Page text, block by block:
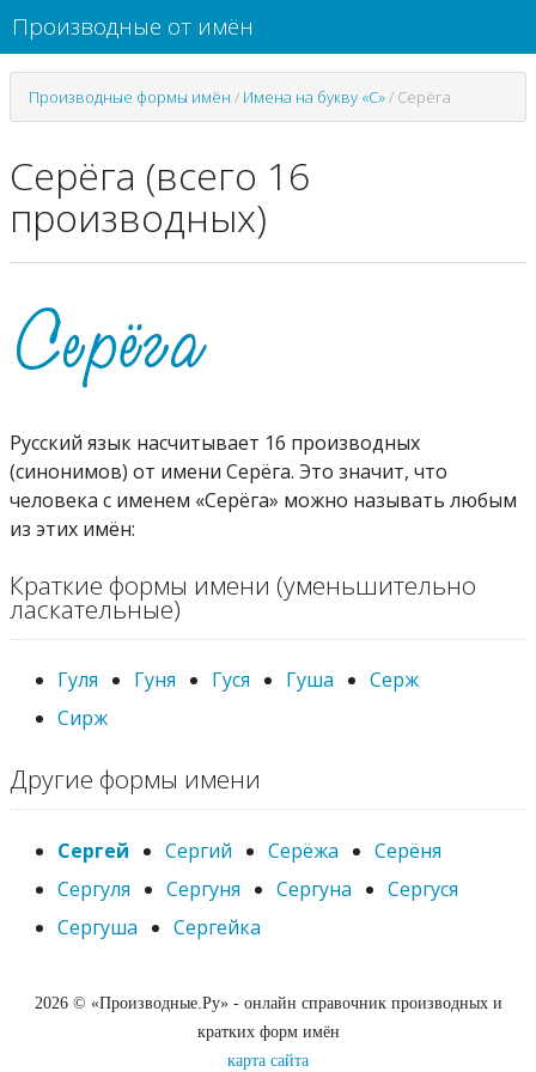
Производные от имён
Производные формы имён / Имена на букву «С»/ Серёга
Серёга (всего 16
производных)
Русский язык насчитывает 16 производных
(синонимов) от имени Серёга. Это значит, что
человека с именем «Серёга» можно называть любым
из этих имён:
Краткие формы имени (уменьшительно
ласкательные)
Гуля Гуня Гуся Гуша
Серж
Сирж
Другие формы имени
Сергей Сергий Серёжа
Серёня
Сергуля
Сергуня Сергуна
Сергуся
Сергуша
Сергейка
2026 © «Производные.Ру» - онлайн справочник производных и
кратких форм имён
карта сайта